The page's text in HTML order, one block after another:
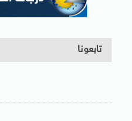
تابعونا